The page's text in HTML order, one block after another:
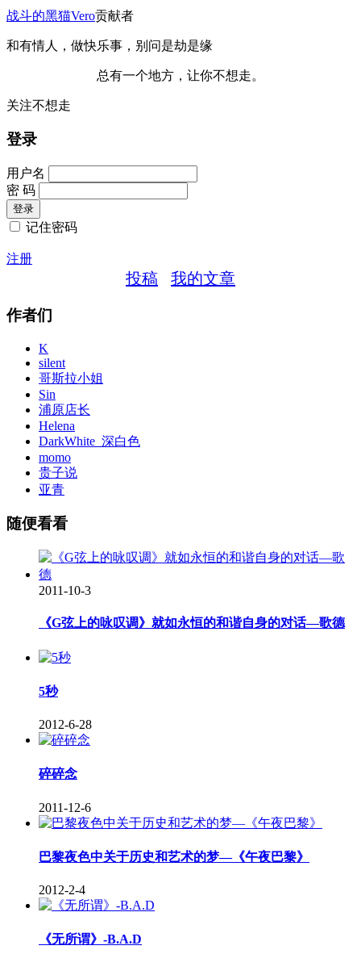
战斗的黑猫Vero贡献者
和有情人，做快乐事，别问是劫是缘
总有一个地方，让你不想走。
关注不想走
登录
用户名
密 码
记住密码
注册
投稿 我的文章
作者们
K
silent
哥斯拉小姐
Sin
浦原店长
Helena
DarkWhite_深白色
momo
贵子说
亚青
随便看看
2011-10-3
《G弦上的咏叹调》就如永恒的和谐自身的对话—歌德
5秒
2012-6-28
碎碎念
2011-12-6
巴黎夜色中关于历史和艺术的梦—《午夜巴黎》
2012-2-4
《无所谓》-B.A.D